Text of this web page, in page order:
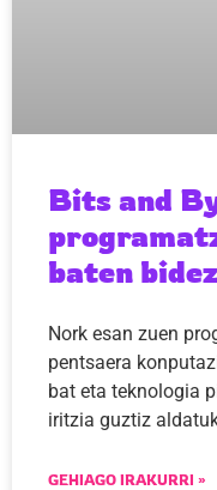
Bits and
baten
Nork esan zuen
pentsaera
bat eta teknologia
iritzia guztiz
GEHIAGO IRAKURRI »